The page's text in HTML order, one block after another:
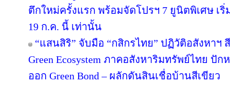
ตึกใหม่ครั้งแรก พร้อมจัดโปรฯ 7 ยูนิตพิเศษ เริ่
19 ก.ค. นี้ เท่านั้น
“แสนสิริ” จับมือ “กสิกรไทย” ปฏิวัติอสังหาฯ
Green Ecosystem ภาคอสังหาริมทรัพย์ไทย ปัก
ออก Green Bond – ผลักดันสินเชื่อบ้านสีเขียว